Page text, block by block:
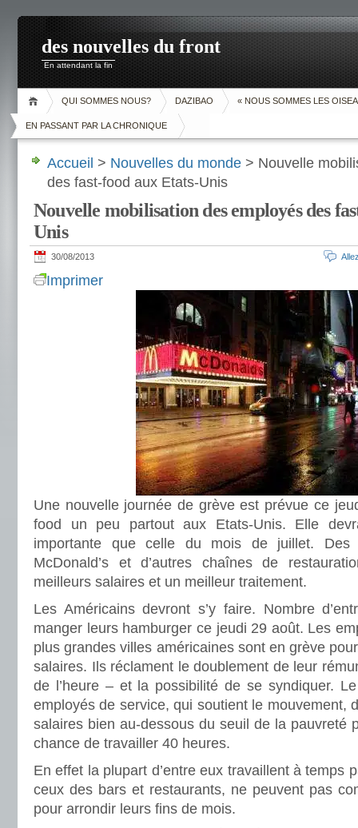
des nouvelles du front
En attendant la fin
QUI SOMMES NOUS? DAZIBAO « NOUS SOMMES LES
EN PASSANT PAR LA CHRONIQUE
Accueil > Nouvelles du monde > Nouvelle
des fast-food aux Etats-Unis
Nouvelle mobilisation des employés des
Unis
30/08/2013
Imprimer
Une nouvelle journée de grève est prévue ce
food un peu partout aux Etats-Unis. Elle
importante que celle du mois de juillet. Des
McDonald’s et d’autres chaînes de
meilleurs salaires et un meilleur traitement.
Les Américains devront s’y faire. Nombre
manger leurs hamburger ce jeudi 29 août. Les
plus grandes villes américaines sont en grève
salaires. Ils réclament le doublement de leur
de l’heure – et la possibilité de se syndiquer.
employés de service, qui soutient le mouvement,
salaires bien au-dessous du seuil de la pauvreté
chance de travailler 40 heures.
En effet la plupart d’entre eux travaillent à temps
ceux des bars et restaurants, ne peuvent pas
pour arrondir leurs fins de mois.